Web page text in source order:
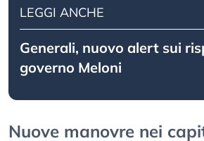
LEGGI ANCHE
Generali, nuovo alert sui
governo Meloni
Nuove manovre nei